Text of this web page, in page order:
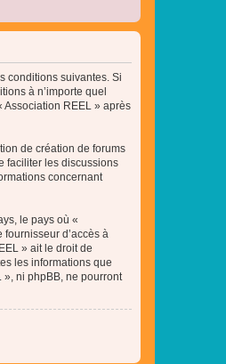
conditions suivantes. Si
à n’importe quel
REEL » après
de création de forums
faciliter les discussions
concernant
le pays où «
d’accès à
» ait le droit de
les informations que
ni phpBB, ne pourront